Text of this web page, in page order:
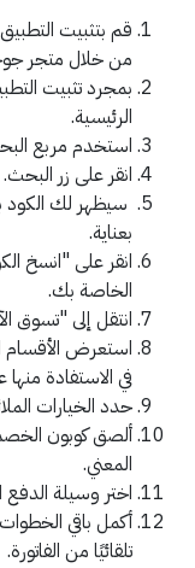
قم بتثبيت
من خلال متجر
بمجرد تثبيت
الرئيسية.
استخدم مربع
انقر على زر البحث.
سيظهر لك الكود
بعناية.
انقر على "انسخ
الخاصة بك.
انتقل إلى "تسوق
استعرض الأقسام
في الاستفادة منها
حدد الخيارات
ألصق كوبون
المعني.
اختر وسيلة
أكمل باقي
تلقائيًا من الفاتورة.